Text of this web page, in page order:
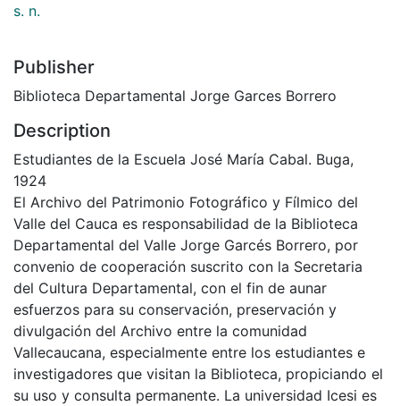
s. n.
Publisher
Biblioteca Departamental Jorge Garces Borrero
Description
Estudiantes de la Escuela José María Cabal. Buga,
1924
El Archivo del Patrimonio Fotográfico y Fílmico del
Valle del Cauca es responsabilidad de la Biblioteca
Departamental del Valle Jorge Garcés Borrero, por
convenio de cooperación suscrito con la Secretaria
del Cultura Departamental, con el fin de aunar
esfuerzos para su conservación, preservación y
divulgación del Archivo entre la comunidad
Vallecaucana, especialmente entre los estudiantes e
investigadores que visitan la Biblioteca, propiciando el
su uso y consulta permanente. La universidad Icesi es